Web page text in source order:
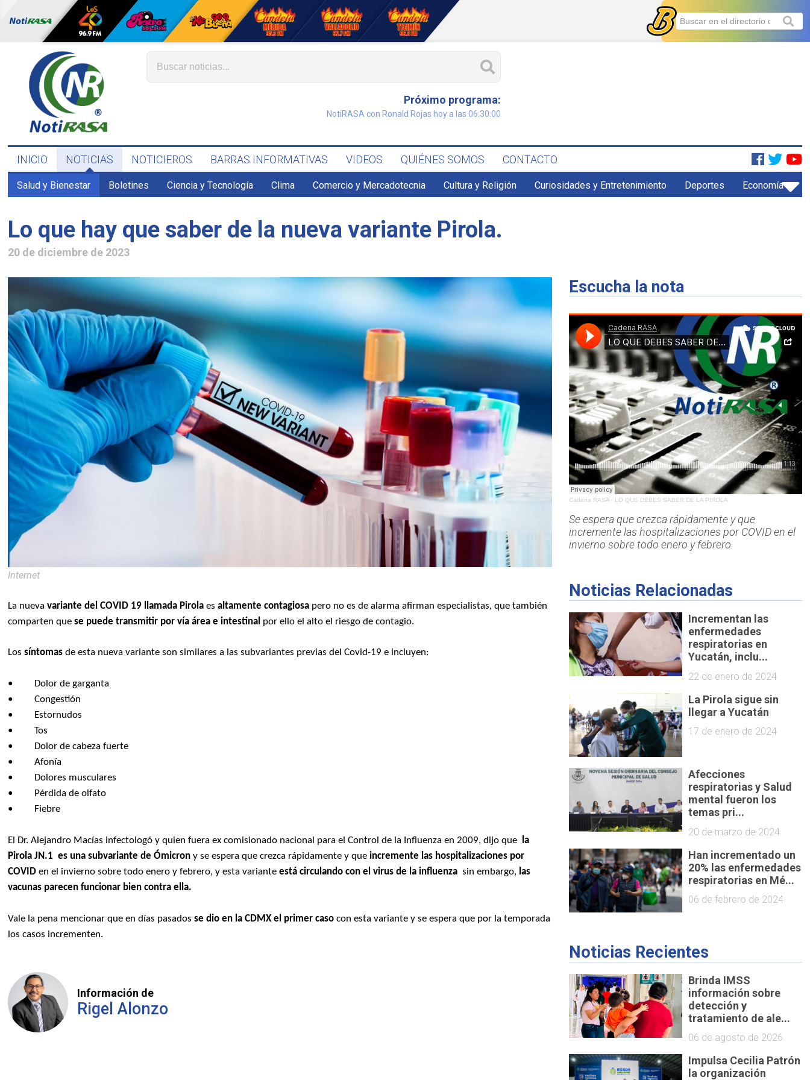
Próximo programa:
NotiRASA con Ronald Rojas hoy a las 06:30:00
INICIO NOTICIAS NOTICIEROS BARRAS INFORMATIVAS VIDEOS QUIÉNES SOMOS CONTACTO
Salud y Bienestar Boletines Ciencia y Tecnología Clima Comercio y Mercadotecnia Cultura y Religión Curiosidades y Entretenimiento Deportes Economía
Lo que hay que saber de la nueva variante Pirola.
20 de diciembre de 2023
Internet
La nuevavariante del COVID 19 llamada Pirola esaltamente contagiosa pero no es de alarma afirman especialistas, que también
comparten quese puede transmitir por vía área e intestinal por ello el alto el riesgo de contagio.
Los síntomas de esta nueva variante son similares a las subvariantes previas del Covid-19 e incluyen:
• Dolor de garganta
• Congestión
• Estornudos
• Tos
• Dolor de cabeza fuerte
• Afonía
• Dolores musculares
• Pérdida de olfato
• Fiebre
El Dr. Alejandro Macías infectologó y quien fuera ex comisionado nacional para el Control de la Influenza en 2009, dijo que
la
Pirola JN.1 es una subvariante de Ómicron y se espera que crezca rápidamente y que incremente las hospitalizaciones por
COVID en el invierno sobre todo enero y febrero, y esta varianteestá circulando con el virus de la influenza sin embargo, las
vacunas parecen funcionar bien contra ella.
Vale la pena mencionar que en días pasadosse dio en la CDMX el primer caso con esta variante y se espera que por la temporada
los casos incrementen.
Información de
Rigel Alonzo
Escucha la nota
Cadena RASA· LO QUE DEBES SABER DE LA PIROLA
Se espera que crezca rápidamente y que
incremente las hospitalizaciones por COVID en el
invierno sobre todo enero y febrero.
Noticias Relacionadas
Incrementan las
enfermedades
respiratorias en
Yucatán, inclu...
22 de enero de 2024
La Pirola sigue sin
llegar a Yucatán
17 de enero de 2024
Afecciones
respiratorias y Salud
mental fueron los
temas pri...
20 de marzo de 2024
Han incrementado un
20% las enfermedades
respiratorias en Mé...
06 de febrero de 2024
Noticias Recientes
Brinda IMSS
información sobre
detección y
tratamiento de ale...
06 de agosto de 2026
Impulsa Cecilia Patrón
la organización